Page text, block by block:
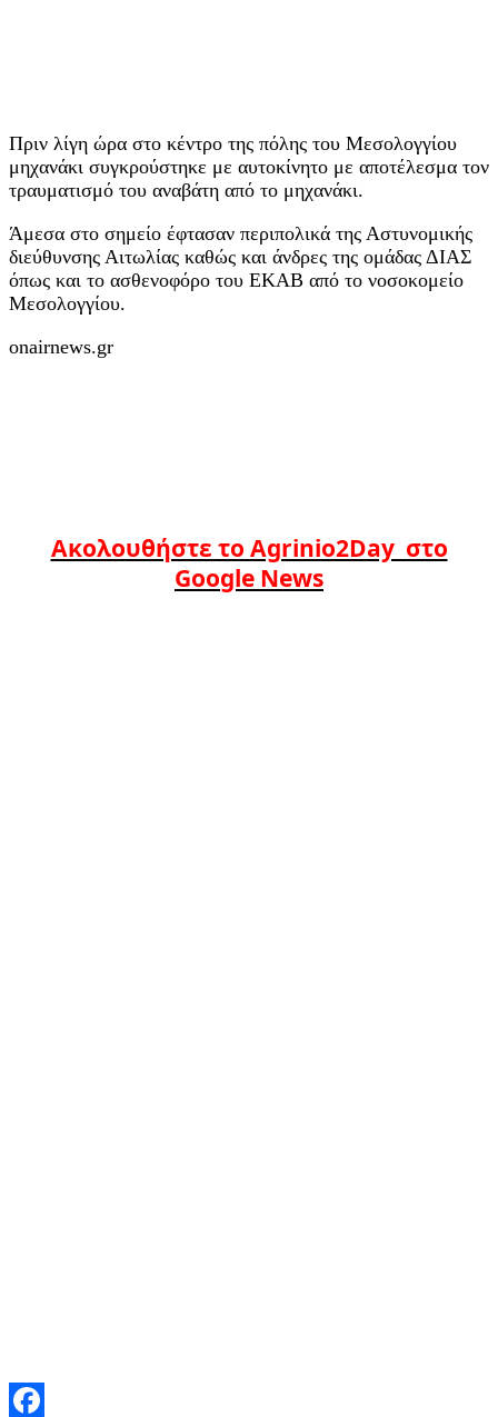
Πριν λίγη ώρα στο κέντρο της πόλης του Μεσολογγίου
μηχανάκι συγκρούστηκε με αυτοκίνητο με αποτέλεσμα τον
τραυματισμό του αναβάτη από το μηχανάκι.
Άμεσα στο σημείο έφτασαν περιπολικά της Αστυνομικής
διεύθυνσης Αιτωλίας καθώς και άνδρες της ομάδας ΔΙΑΣ
όπως και το ασθενοφόρο του ΕΚΑΒ από το νοσοκομείο
Μεσολογγίου.
onairnews.gr
Ακολουθήστε το Agrinio2Day στο
Google News